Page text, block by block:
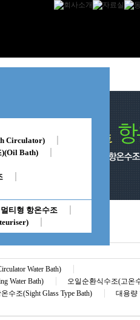
Circulator)
)(Oil Bath)
멀티형 항온수조
Water Bath)
Water Bath)
오일순환식수조(고온
수조(Sight Glass Type Bath)
대용량